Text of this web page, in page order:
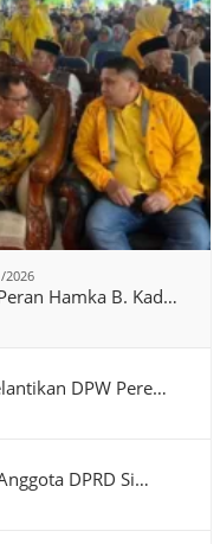
2026
Hamka B. Kad…
DPW Pere…
DPRD Si…